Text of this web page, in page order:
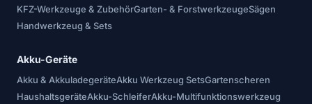
KFZ-Werkzeuge & ZubehörGarten- & ForstwerkzeugeSägen
Handwerkzeug & Sets
Akku-Geräte
Akku & AkkuladegeräteAkku Werkzeug SetsGartenscheren
HaushaltsgeräteAkku-SchleiferAkku-Multifunktionswerkzeug